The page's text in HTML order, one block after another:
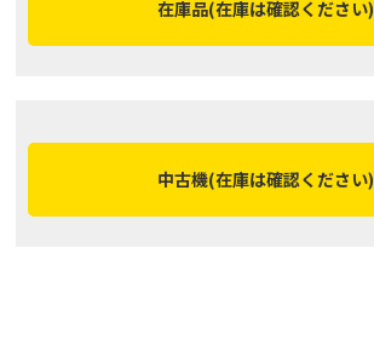
在庫品(在庫は確認ください)
中古機(在庫は確認ください)